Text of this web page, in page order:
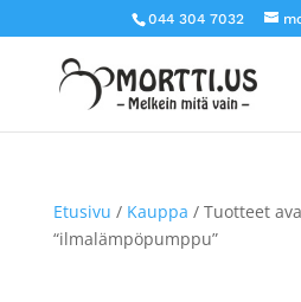
044 304 7032
Etusivu / Kauppa / Tuotteet
“ilmalämpöpumppu”